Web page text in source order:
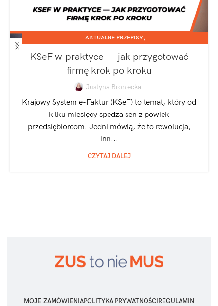
AKTUALNE PRZEPISY,
SPÓŁKA Z O.O.
KSeF w praktyce — jak przygotować
firmę krok po kroku
Justyna Broniecka
Krajowy System e-Faktur (KSeF) to temat, który od
kilku miesięcy spędza sen z powiek
przedsiębiorcom. Jedni mówią, że to rewolucja,
inn...
CZYTAJ DALEJ
MOJE ZAMÓWIENIAPOLITYKA PRYWATNOŚCI REGULAMIN